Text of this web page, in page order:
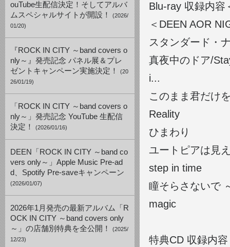
ouTube生配信決定！そしてアルバ
ムスペシャルサイトが開設！
(2026/
01/20)
『ROCK IN CITY ～band covers o
nly～』発売記念 パネル展＆プレ
ゼントキャンペーン実施決定！
(20
26/01/19)
「ROCK IN CITY ～band covers o
nly～」発売記念 YouTube 生配信
決定！
(2026/01/16)
DEEN「ROCK IN CITY ～band co
vers only～」Apple Music Pre-ad
d、Spotify Pre-saveキャンペーン
(2026/01/07)
2026年1月発売の最新アルバム「R
OCK IN CITY ～band covers only
～」の店舗別特典を全公開！
(2025/
12/23)
Blu-ray 収録内容
＜DEEN AOR
スタンダード・
真夜中のドア/
i...
このまま君だけ
Reality
ひまわり
ユートピアは見
step in time
瞳そらさないで
magic
特典CD 収録内